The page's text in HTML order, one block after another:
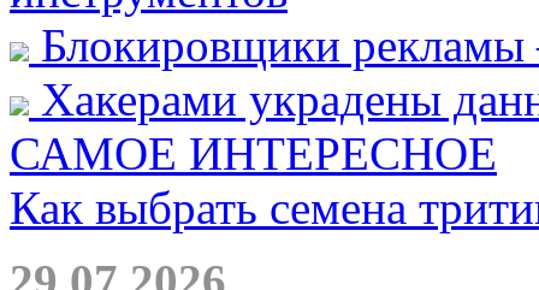
Блокировщики рекламы
Хакерами украдены
САМОЕ ИНТЕРЕСНОЕ
Как выбрать семена